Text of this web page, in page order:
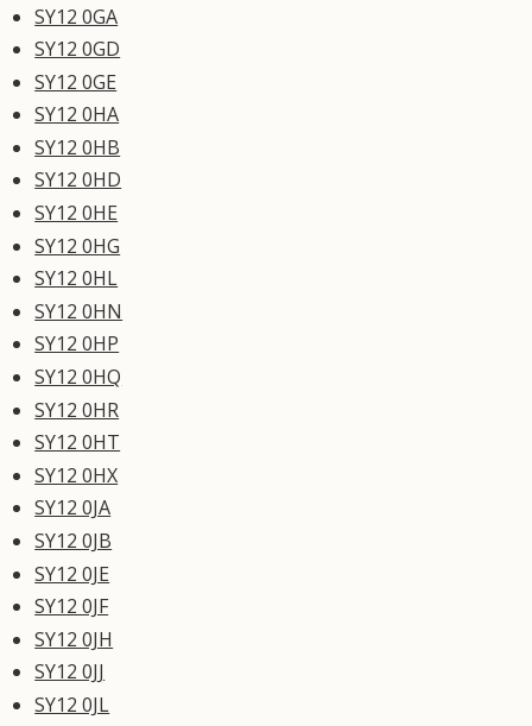
SY12 0GA
SY12 0GD
SY12 0GE
SY12 0HA
SY12 0HB
SY12 0HD
SY12 0HE
SY12 0HG
SY12 0HL
SY12 0HN
SY12 0HP
SY12 0HQ
SY12 0HR
SY12 0HT
SY12 0HX
SY12 0JA
SY12 0JB
SY12 0JE
SY12 0JF
SY12 0JH
SY12 0JJ
SY12 0JL